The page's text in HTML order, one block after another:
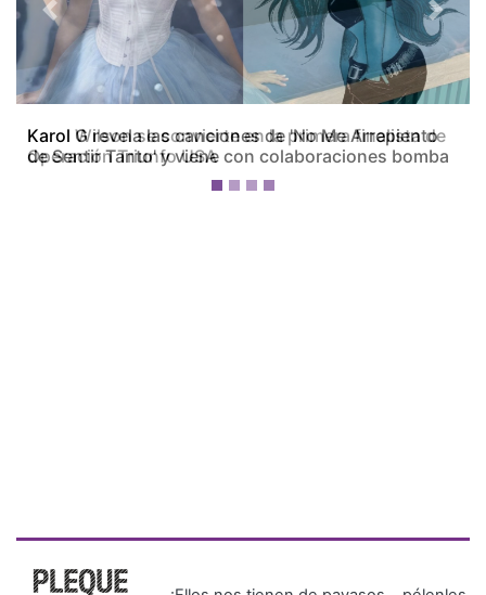
Karol Wilson se convierte en la primera finalista de
Operación Triunfo USA
Previous Next